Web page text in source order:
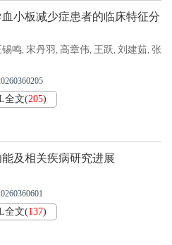
小板减少症患者的临床特征分
锡鸣, 宋丹羽 , 高章伟, 王跃, 刘建茹, 张
全文(205)
及相关疾病研究进展
全文(137)